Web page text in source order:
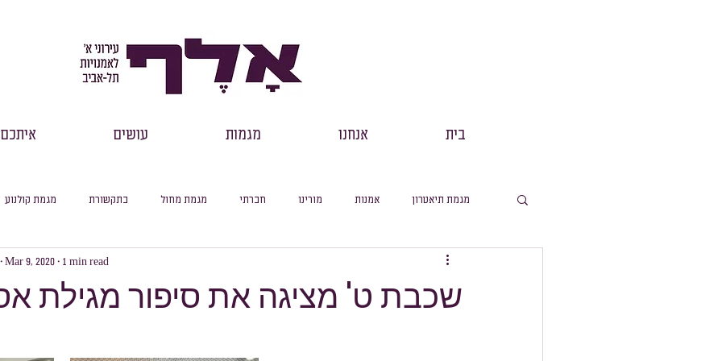
בית אנחנו מגמות עושים איתכם
מגמת קולנוע בתקשורת מגמת מחול חברתי מורינו אמנות מגמת תיאטרון
סיכום חודשי עיוני מסלול תנך
שכבת ט' מציגה את סיפור מגילת
Mar 9, 2020 1 min read